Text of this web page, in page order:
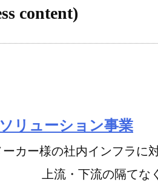
content)
リューション事業
ーカー様の社内インフラに
・下流の隔てなく一